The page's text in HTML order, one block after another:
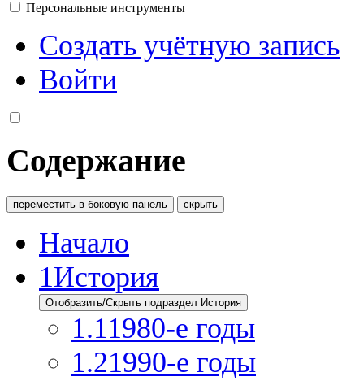
Персональные инструменты
Создать учётную запись
Войти
Содержание
переместить в боковую панель скрыть
Начало
1История
Отобразить/Скрыть подраздел История
1.11980-е годы
1.21990-е годы